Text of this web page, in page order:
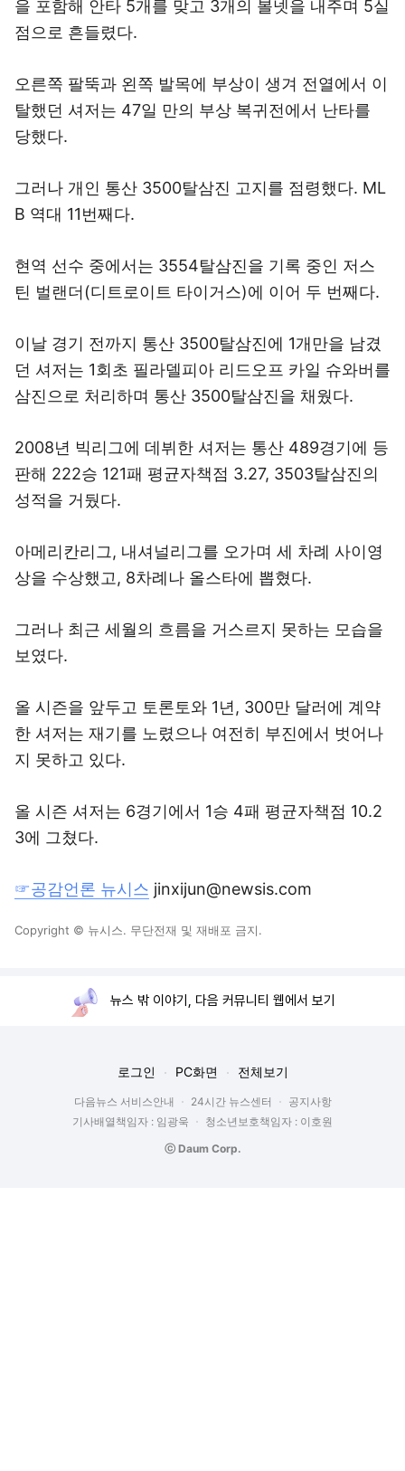
을 포함해 안타 5개를 맞고 3개의 볼넷을 내주며 5실
점으로 흔들렸다.
오른쪽 팔뚝과 왼쪽 발목에 부상이 생겨 전열에서 이
탈했던 셔저는 47일 만의 부상 복귀전에서 난타를
당했다.
그러나 개인 통산 3500탈삼진 고지를 점령했다. ML
B 역대 11번째다.
현역 선수 중에서는 3554탈삼진을 기록 중인 저스
틴 벌랜더(디트로이트 타이거스)에 이어 두 번째다.
이날 경기 전까지 통산 3500탈삼진에 1개만을 남겼
던 셔저는 1회초 필라델피아 리드오프 카일 슈와버를
삼진으로 처리하며 통산 3500탈삼진을 채웠다.
2008년 빅리그에 데뷔한 셔저는 통산 489경기에 등
판해 222승 121패 평균자책점 3.27, 3503탈삼진의
성적을 거뒀다.
아메리칸리그, 내셔널리그를 오가며 세 차례 사이영
상을 수상했고, 8차례나 올스타에 뽑혔다.
그러나 최근 세월의 흐름을 거스르지 못하는 모습을
보였다.
올 시즌을 앞두고 토론토와 1년, 300만 달러에 계약
한 셔저는 재기를 노렸으나 여전히 부진에서 벗어나
지 못하고 있다.
올 시즌 셔저는 6경기에서 1승 4패 평균자책점 10.2
3에 그쳤다.
☞공감언론 뉴시스 jinxijun@newsis.com
Copyright © 뉴시스. 무단전재 및 재배포 금지.
뉴스 밖 이야기, 다음 커뮤니티 웹에서 보기
로그인 PC화면 전체보기
다음뉴스 서비스안내 24시간 뉴스센터
공지사항
기사배열책임자 : 임광욱
청소년보호책임자 : 이호원
ⓒ Daum Corp.